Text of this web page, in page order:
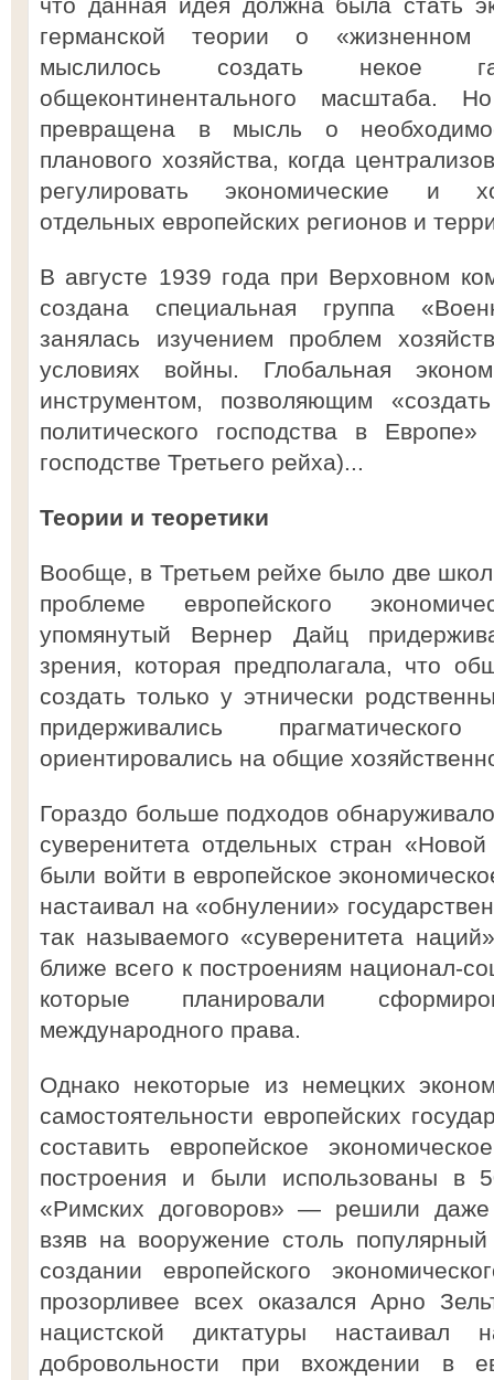
германской теории о «жизненном
мыслилось создать некое
общеконтинентального масштаба.
превращена в мысль о
планового хозяйства, когда
регулировать экономические и
отдельных европейских регионов и
В августе 1939 года при Верховном
создана специальная группа
занялась изучением проблем
условиях войны. Глобальная
инструментом, позволяющим
политического господства в
господстве Третьего рейха)...
Теории и теоретики
Вообще, в Третьем рейхе было две
проблеме европейского
упомянутый Вернер Дайц
зрения, которая предполагала, что
создать только у этнически
придерживались
ориентировались на общие
Гораздо больше подходов
суверенитета отдельных стран
были войти в европейское
настаивал на «обнулении»
так называемого «суверенитета
ближе всего к построениям национал-
которые планировали
международного права.
Однако некоторые из немецких
самостоятельности европейских
составить европейское
построения и были использованы в
«Римских договоров» — решили
взяв на вооружение столь
создании европейского
прозорливее всех оказался Арно
нацистской диктатуры настаивал
добровольности при вхождении в